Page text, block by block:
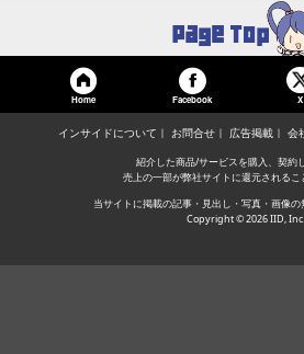
Home Facebook X
インサイドについて お問合せ 広告掲載 会
紹介した商品/サービスを購入、契約
売上の一部が弊社サイトに還元されるこ
当サイトに掲載の記事・見出し・写真・画像の
Copyright © 2026 IID, Inc.